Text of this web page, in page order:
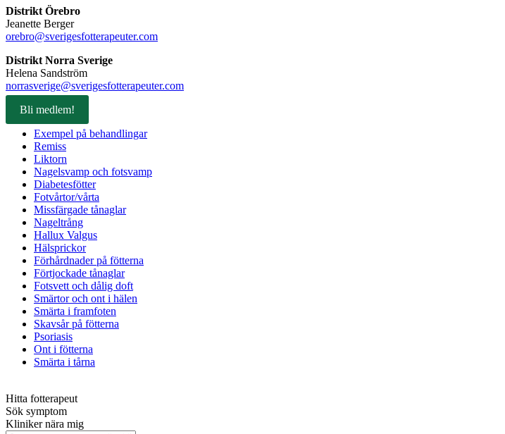
Distrikt Örebro
Jeanette Berger
orebro@sverigesfotterapeuter.com
Distrikt Norra Sverige
Helena Sandström
norrasverige@sverigesfotterapeuter.com
Bli medlem!
Exempel på behandlingar
Remiss
Liktorn
Nagelsvamp och fotsvamp
Diabetesfötter
Fotvårtor/vårta
Missfärgade tånaglar
Nageltrång
Hallux Valgus
Hälsprickor
Förhårdnader på fötterna
Förtjockade tånaglar
Fotsvett och dålig doft
Smärtor och ont i hälen
Smärta i framfoten
Skavsår på fötterna
Psoriasis
Ont i fötterna
Smärta i tårna
Hitta fotterapeut
Sök symptom
Kliniker nära mig